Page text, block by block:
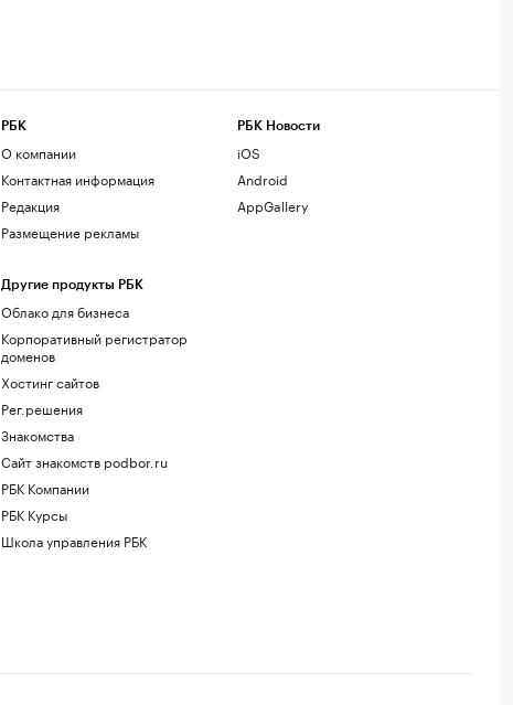
РБК
О компании
Контактная информация
Редакция
Размещение рекламы
Другие продукты РБК
Облако для бизнеса
Корпоративный регистратор
доменов
Хостинг сайтов
Рег.решения
Знакомства
Сайт знакомств podbor.ru
РБК Компании
РБК Курсы
Школа управления РБК
РБК Новости
iOS
Android
AppGallery